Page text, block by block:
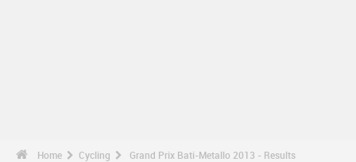
Home Cycling Grand Prix Bati-Metallo 2013 - Results